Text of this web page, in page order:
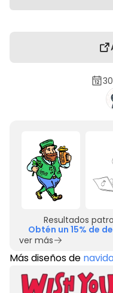
Resultados
Obtén un 15% de
ver más
Más diseños de